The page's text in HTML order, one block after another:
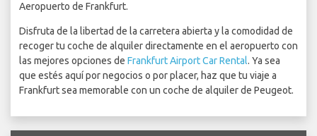
Aeropuerto de Frankfurt.
Disfruta de la libertad de la carretera abierta y la comodidad de
recoger tu coche de alquiler directamente en el aeropuerto con
las mejores opciones de Frankfurt Airport Car Rental. Ya sea
que estés aquí por negocios o por placer, haz que tu viaje a
Frankfurt sea memorable con un coche de alquiler de Peugeot.